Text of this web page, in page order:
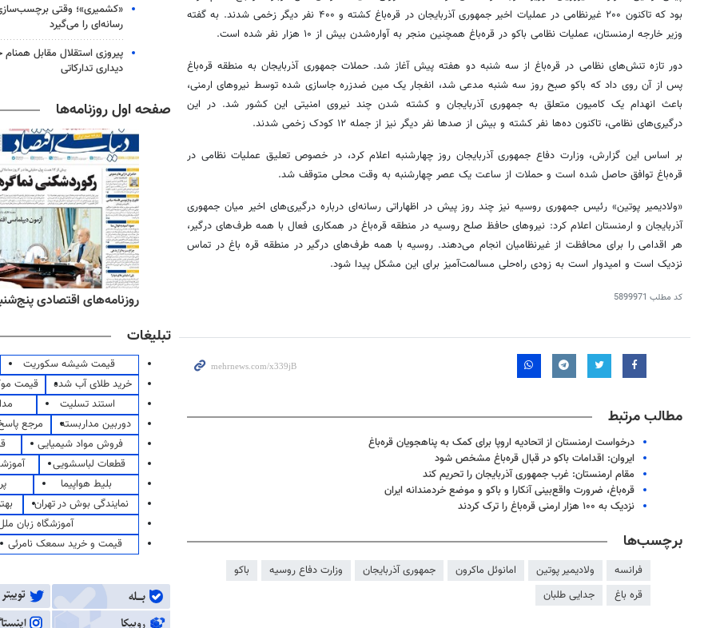
بود که تاکنون ۲۰۰ غیرنظامی در عملیات اخیر جمهوری آذربایجان در قره‌باغ کشته و ۴۰۰ نفر دیگر زخمی شدند. به گفته
وزیر خارجه ارمنستان، عملیات نظامی باکو در قره‌باغ همچنین منجر به آواره‌شدن بیش از ۱۰ هزار نفر شده است.
دور تازه تنش‌های نظامی در قره‌باغ از سه شنبه دو هفته پیش آغاز شد. حملات جمهوری آذربایجان به منطقه قره‌باغ
پس از آن روی داد که باکو صبح روز سه شنبه مدعی شد، انفجار یک مین ضدزره جاسازی شده توسط نیروهای ارمنی،
باعث انهدام یک کامیون متعلق به جمهوری آذربایجان و کشته شدن چند نیروی امنیتی این کشور شد. در این
درگیری‌های نظامی، تاکنون ده‌ها نفر کشته و بیش از صدها نفر دیگر نیز از جمله ۱۲ کودک زخمی شدند.
بر اساس این گزارش، وزارت دفاع جمهوری آذربایجان روز چهارشنبه اعلام کرد، در خصوص تعلیق عملیات نظامی در
قره‌باغ توافق حاصل شده است و حملات از ساعت یک عصر چهارشنبه به وقت محلی متوقف شد.
«ولادیمیر پوتین» رئیس جمهوری روسیه نیز چند روز پیش در اظهاراتی رسانه‌ای درباره درگیری‌های اخیر میان جمهوری
آذربایجان و ارمنستان اعلام کرد: نیروهای حافظ صلح روسیه در منطقه قره‌باغ در همکاری فعال با همه طرف‌های درگیر،
هر اقدامی را برای محافظت از غیرنظامیان انجام می‌دهند. روسیه با همه طرف‌های درگیر در منطقه قره باغ در تماس
نزدیک است و امیدوار است به زودی راه‌حلی مسالمت‌آمیز برای این مشکل پیدا شود.
کد مطلب 5899971
مطالب مرتبط
درخواست ارمنستان از اتحادیه اروپا برای کمک به پناهجویان قره‌باغ
ایروان: اقدامات باکو در قبال قره‌باغ مشخص شود
مقام ارمنستان: غرب جمهوری آذربایجان را تحریم کند
قره‌باغ، ضرورت واقع‌بینی آنکارا و باکو و موضع خردمندانه ایران
نزدیک به ۱۰۰ هزار ارمنی قره‌باغ را ترک کردند
برچسب‌ها
فرانسه ولادیمیر پوتین امانوئل ماکرون جمهوری آذربایجان وزارت دفاع روسیه
باکو
قره باغ
جدایی طلبان
«کشمیری»؛ وقتی
رسانه‌ای را می‌گیرد
پیروزی استقلال مقابل همنام
دیداری تدارکاتی
صفحه اول روزنامه‌ها
روزنامه‌های صبح پنج‌شنبه ۱۵ مرداد ۱۴۰۵ روزنامه‌های اقتصادی پنج‌شنبه ۱۵ مرداد
تبلیغات
قیمت شیشه سکوریت
خرید طلای آب شده
قیمت
استند تسلیت
دوربین مداربسته
مرجع
فروش مواد شیمیایی
قطعات لباسشویی
بلیط هواپیما
نمایندگی بوش در تهران
آموزشگاه زبان
قیمت و خرید سمعک نامرئی